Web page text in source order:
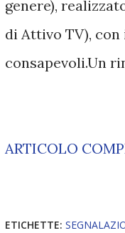
genere),
di Attivo TV),
consapevoli.Un
ARTICOLO
ETICHETTE: